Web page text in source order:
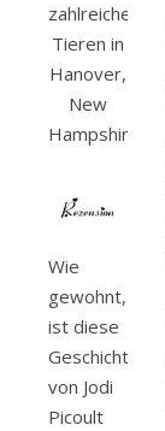
zahlreichen
Tieren in
Hanover,
New
Hampshire.
Wie
gewohnt,
ist diese
Geschichte
von Jodi
Picoult